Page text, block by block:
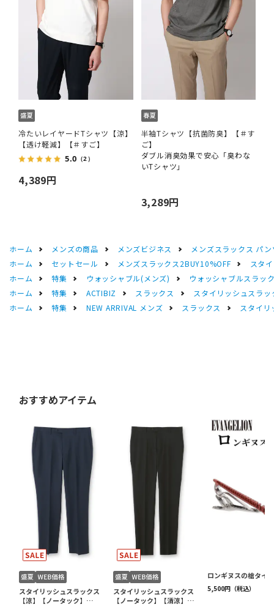
冷たいレイヤードTシャツ【涼】
【透け軽減】【＃すご】
5.0 （2）
4,389円
半袖Tシャツ【抗菌防臭】【＃す
ご】
ダブル消臭効果で安心「臭わな
いTシャツ」
3,289円
ホーム メンズの商品 メンズビジネス
メンズスラックス パン
ホーム
セットセール メンズスラックス2BUY10%OFF
スタ
ホーム
特集 ウォッシャブル(メンズ)
ウォッシャブルスラッ
ホーム
特集 ACTIBIZ スラックス
スタイリッシュスラ
ホーム
特集 NEW ARRIVAL メンズ スラックス スタイ